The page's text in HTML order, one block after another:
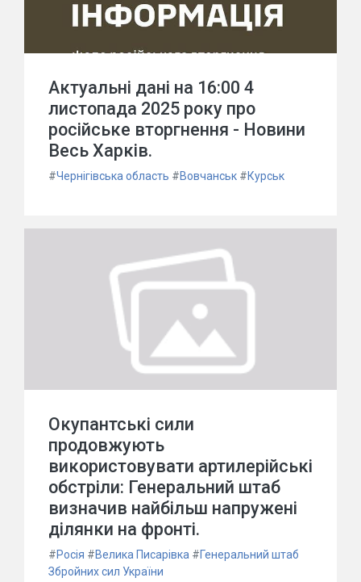
Актуальні дані на 16:00 4
листопада 2025 року про
російське вторгнення - Новини
Весь Харків.
#Чернігівська область #Вовчанськ #Курськ
Окупантські сили
продовжують
використовувати артилерійські
обстріли: Генеральний штаб
визначив найбільш напружені
ділянки на фронті.
#Росія #Велика Писарівка #Генеральний штаб
Збройних сил України